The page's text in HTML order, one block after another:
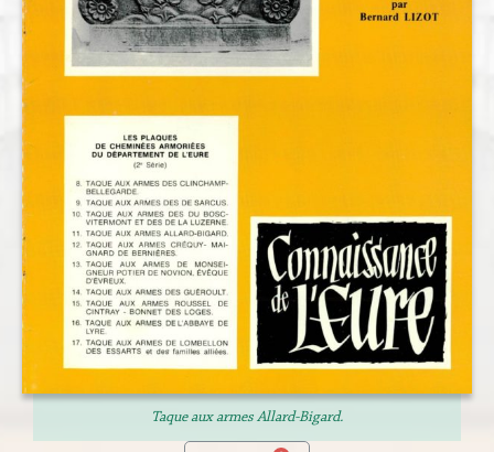
Taque aux armes Allard-Bigard.